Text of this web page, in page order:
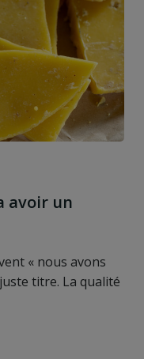
avoir un
« nous avons
titre. La qualité